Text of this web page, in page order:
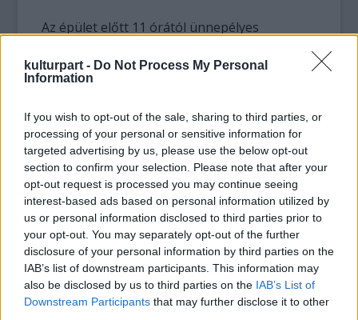
kulturpart - Do Not Process My Personal
Information
If you wish to opt-out of the sale, sharing to third parties, or
processing of your personal or sensitive information for
targeted advertising by us, please use the below opt-out
section to confirm your selection. Please note that after your
opt-out request is processed you may continue seeing
interest-based ads based on personal information utilized by
us or personal information disclosed to third parties prior to
your opt-out. You may separately opt-out of the further
disclosure of your personal information by third parties on the
IAB’s list of downstream participants. This information may
also be disclosed by us to third parties on the IAB’s List of
Downstream Participants that may further disclose it to other
Az épület előtt 11 órától ünnepélyes
műsorszámot tartanak: a kiállítás
reklámplakátját vágják darabokra a
"műsorszámot" a Kalevala Kórus koncertje
követi.
Az énekkar repertoárjában a finn művek
mellett hangsúlyos helyet kapnak a magyar
és egyetemes kórusirodalom alkotásai is:
madrigálok, motetták, spirituálék és
népdalfeldolgozások.
Déltől Finnisszázs címmel rendhagyó,
vezetéssel egybekötött kiállítászárót
tartanak, ezen Jari Vilen Finnország